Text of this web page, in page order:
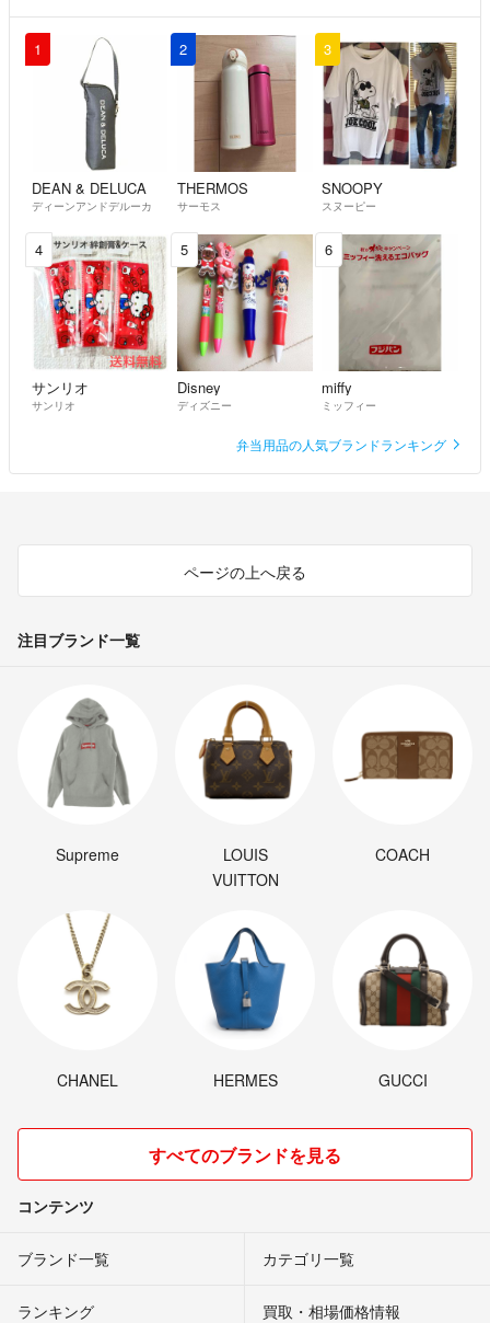
1
DEAN & DELUCA
ディーンアンドデルーカ
2
THERMOS
サーモス
3
SNOOPY
スヌーピー
4
サンリオ
サンリオ
5
Disney
ディズニー
6
miffy
ミッフィー
弁当用品の人気ブランドランキング
ページの上へ戻る
注目ブランド一覧
Supreme
LOUIS
VUITTON
COACH
CHANEL HERMES GUCCI
すべてのブランドを見る
コンテンツ
ブランド一覧 カテゴリ一覧
ランキング 買取・相場価格情報